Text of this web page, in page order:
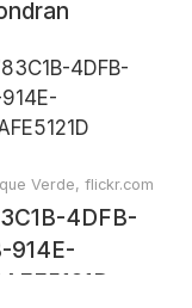
Verde, flickr.com
4DFB-
914E-